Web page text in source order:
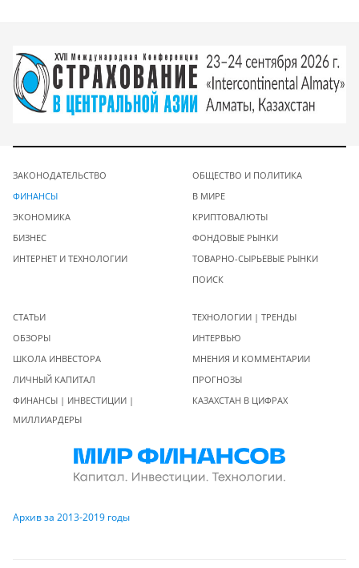
ЗАКОНОДАТЕЛЬСТВО
ФИНАНСЫ
ЭКОНОМИКА
БИЗНЕС
ИНТЕРНЕТ И ТЕХНОЛОГИИ
ОБЩЕСТВО И ПОЛИТИКА
В МИРЕ
КРИПТОВАЛЮТЫ
ФОНДОВЫЕ РЫНКИ
ТОВАРНО-СЫРЬЕВЫЕ РЫНКИ
ПОИСК
СТАТЬИ
ОБЗОРЫ
ШКОЛА ИНВЕСТОРА
ЛИЧНЫЙ КАПИТАЛ
ФИНАНСЫ | ИНВЕСТИЦИИ |
МИЛЛИАРДЕРЫ
ТЕХНОЛОГИИ | ТРЕНДЫ
ИНТЕРВЬЮ
МНЕНИЯ И КОММЕНТАРИИ
ПРОГНОЗЫ
КАЗАХСТАН В ЦИФРАХ
Архив за 2013-2019 годы